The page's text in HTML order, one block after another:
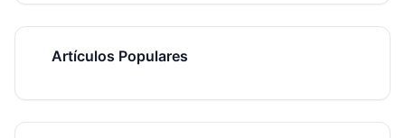
Artículos Populares